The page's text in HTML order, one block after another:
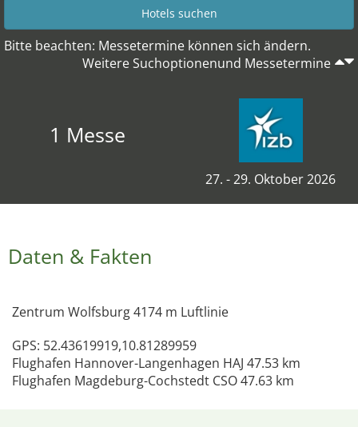
Bitte beachten: Messetermine können sich ändern.
Weitere Suchoptionenund Messetermine
1 Messe
27. - 29. Oktober 2026
Daten & Fakten
Zentrum Wolfsburg 4174 m Luftlinie
GPS: 52.43619919,10.81289959
Flughafen Hannover-Langenhagen HAJ 47.53 km
Flughafen Magdeburg-Cochstedt CSO 47.63 km